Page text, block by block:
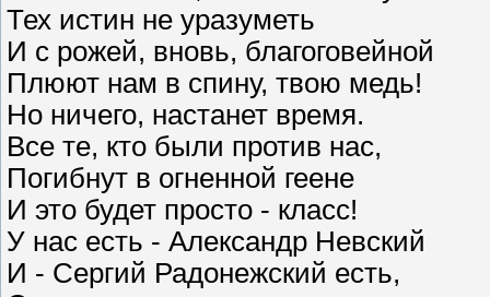
Тех истин не уразуметь
И с рожей, вновь, благоговейной
Плюют нам в спину, твою медь!
Но ничего, настанет время.
Все те, кто были против нас,
Погибнут в огненной геене
И это будет просто - класс!
У нас есть - Александр Невский
И - Сергий Радонежский есть,